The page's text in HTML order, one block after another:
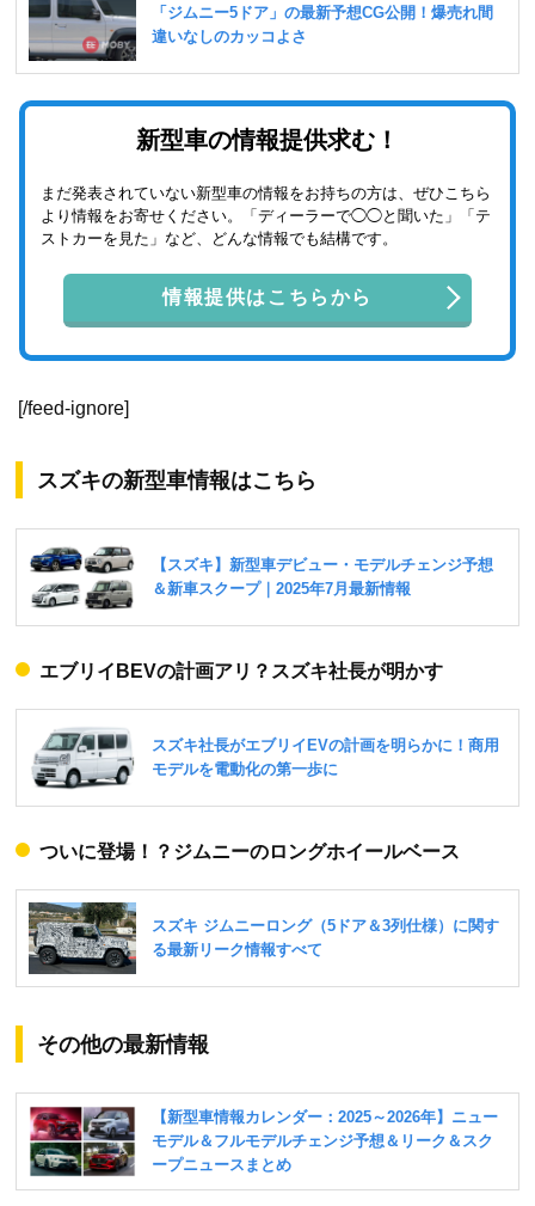
新型車の情報提供求む！
まだ発表されていない新型車の情報をお持ちの方は、ぜひこちら
より情報をお寄せください。「ディーラーで◯◯と聞いた」「テ
ストカーを見た」など、どんな情報でも結構です。
情報提供はこちらから
[/feed-ignore]
スズキの新型車情報はこちら
エブリイBEVの計画アリ？スズキ社長が明かす
ついに登場！？ジムニーのロングホイールベース
その他の最新情報